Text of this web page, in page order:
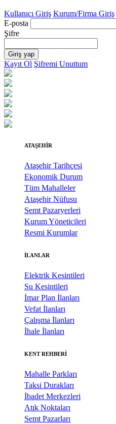
Kullanıcı Giriş Kurum/Firma Giriş
E-posta
Şifre
Giriş yap
Kayıt Ol Şifremi Unuttum
ATAŞEHİR
Ataşehir Tarihçesi
Ekonomik Durum
Tüm Mahalleler
Ataşehir Nüfusu
Semt Pazaryerleri
Kurum Yöneticileri
Resmi Kurumlar
İLANLAR
Elektrik Kesintileri
Su Kesintileri
İmar Plan İlanları
Vefat İlanları
Çalışma İlanları
İhale İlanları
KENT REHBERİ
Mahalle Parkları
Taksi Durakları
İbadet Merkezleri
Atık Noktaları
Semt Pazarları